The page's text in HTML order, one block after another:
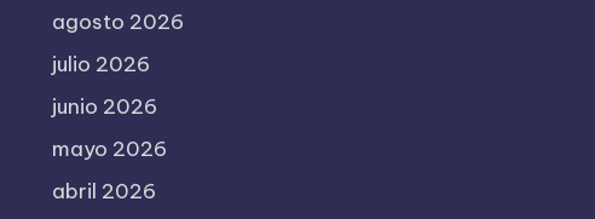
agosto 2026
julio 2026
junio 2026
mayo 2026
abril 2026